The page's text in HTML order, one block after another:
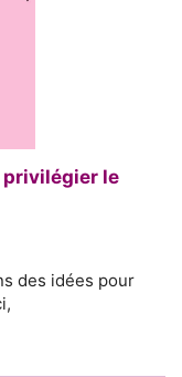
le
des idées pour